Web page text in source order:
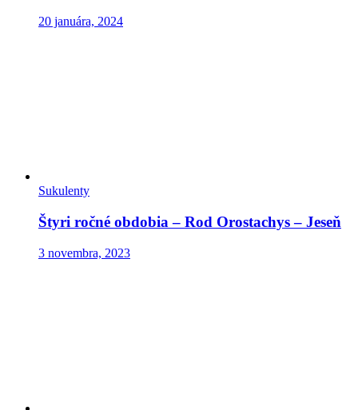
20 januára, 2024
Sukulenty
Štyri ročné obdobia – Rod Orostachys – Jeseň
3 novembra, 2023